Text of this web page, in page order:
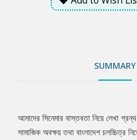
SUMMARY
Tab
আমাদের সিনেমার বাস্তবতা নিয়ে লেখা
সামাজিক অবক্ষয় তথা বাংলাদেশ চলচ্চিত্র